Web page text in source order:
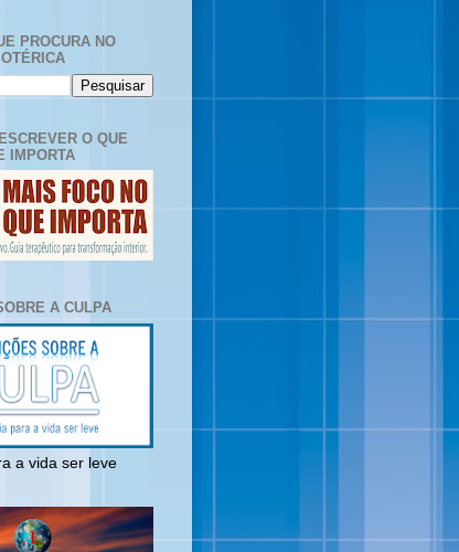
PROCURA NO
O QUE
IMPORTA
A CULPA
a vida ser leve